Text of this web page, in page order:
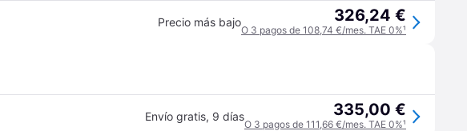
Precio más bajo 326,24 €
O 3 pagos de 108,74 €/mes. TAE 0%¹
Envío gratis, 9 días 335,00 €
O 3 pagos de 111,66 €/mes. TAE 0%¹